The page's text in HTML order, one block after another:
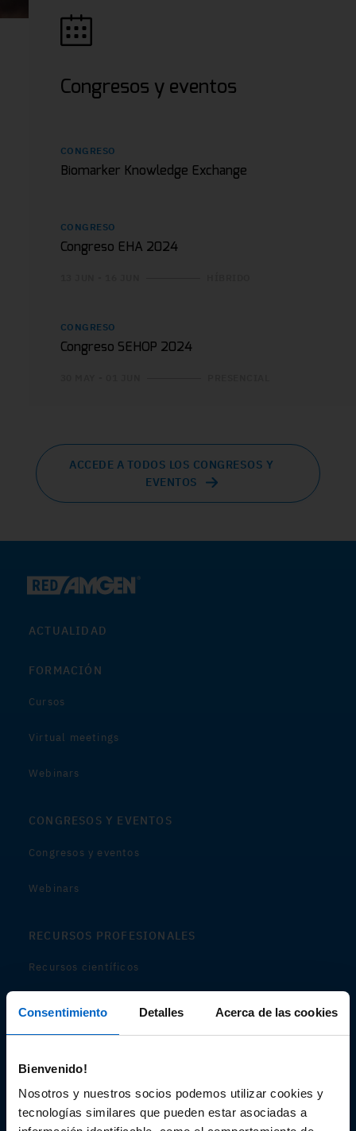
Consentimiento Detalles Acerca de las cookies
Bienvenido!
Nosotros y nuestros socios podemos utilizar cookies y
tecnologías similares que pueden estar asociadas a
Congresos y eventos
CONGRESO
Biomarker Knowledge Exchange
CONGRESO
Congreso EHA 2024
CONGRESO
Congreso SEHOP 2024
ACCEDE A TODOS LOS CONGRESOS Y
EVENTOS
ACTUALIDAD
FORMACIÓN
Cursos
Virtual meetings
Webinars
CONGRESOS Y EVENTOS
Congresos y eventos
Webinars
RECURSOS PROFESIONALES
Recursos científicos
Audiovisual
Espacio de Información Médica